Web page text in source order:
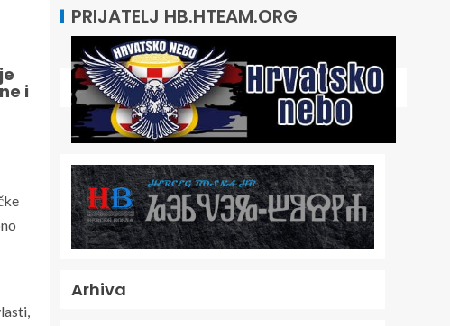
i
PRIJATELJ HB.HTEAM.ORG
Arhiva